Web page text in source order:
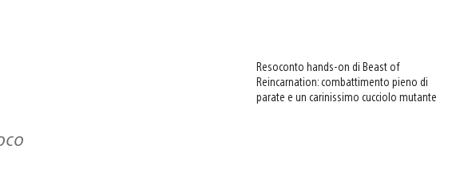
Resoconto hands-on di Beast of
Reincarnation: combattimento pieno di
parate e un carinissimo cucciolo mutante